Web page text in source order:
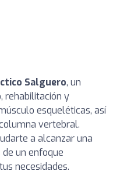
Salguero, un
rehabilitación y
esqueléticas, así
vertebral.
a alcanzar una
un enfoque
necesidades.